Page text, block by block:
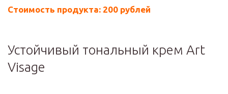
Стоимость продукта: 200 рублей
Устойчивый тональный крем Art
Visage